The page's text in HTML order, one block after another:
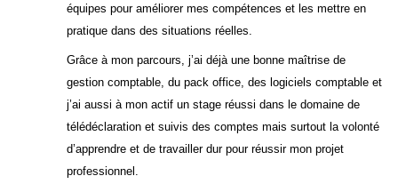
équipes pour améliorer mes compétences et les mettre en
pratique dans des situations réelles.
Grâce à mon parcours, j’ai déjà une bonne maîtrise de
gestion comptable, du pack office, des logiciels comptable et
j’ai aussi à mon actif un stage réussi dans le domaine de
télédéclaration et suivis des comptes mais surtout la volonté
d’apprendre et de travailler dur pour réussir mon projet
professionnel.